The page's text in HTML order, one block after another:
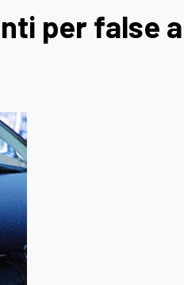
per false